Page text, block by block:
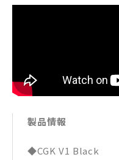
製品情報
◆CGK V1 Black